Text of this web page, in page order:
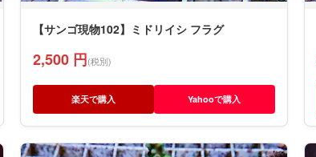
【サンゴ現物102】ミドリイシ フラグ
2,500 円(税別)
楽天で購入 Yahooで購入